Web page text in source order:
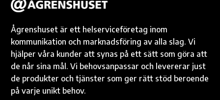
Ågrenshuset är ett helserviceföretag inom
kommunikation och marknadsföring av alla slag. Vi
hjälper våra kunder att synas på ett sätt som göra att
de når sina mål. Vi behovsanpassar och levererar just
de produkter och tjänster som ger rätt stöd beroende
på varje unikt behov.